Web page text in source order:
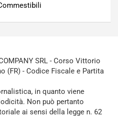
SRL - Corso Vittorio
(FR) - Codice Fiscale e Partita
in quanto viene
Non può pertanto
ai sensi della legge n. 62